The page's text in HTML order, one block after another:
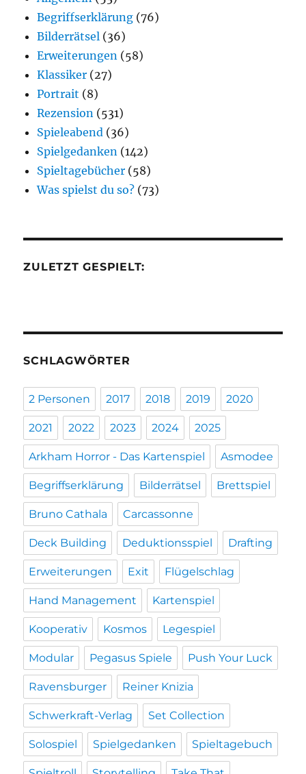
Begriffserklärung (76)
Bilderrätsel (36)
Erweiterungen (58)
Klassiker (27)
Portrait (8)
Rezension (531)
Spieleabend (36)
Spielgedanken (142)
Spieltagebücher (58)
Was spielst du so? (73)
ZULETZT GESPIELT:
SCHLAGWÖRTER
2 Personen 2017 2018 2019 2020
2021 2022 2023 2024 2025
Arkham Horror - Das Kartenspiel Asmodee
Begriffserklärung Bilderrätsel Brettspiel
Bruno Cathala Carcassonne
Deck Building Deduktionsspiel Drafting
Erweiterungen Exit Flügelschlag
Hand Management Kartenspiel
Kooperativ Kosmos Legespiel
Modular Pegasus Spiele Push Your Luck
Ravensburger Reiner Knizia
Schwerkraft-Verlag Set Collection
Solospiel Spielgedanken Spieltagebuch